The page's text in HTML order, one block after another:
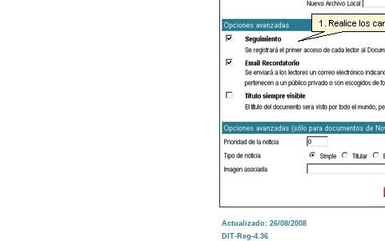
Actualizado: 26/08/2008
DIT-Reg-4.36